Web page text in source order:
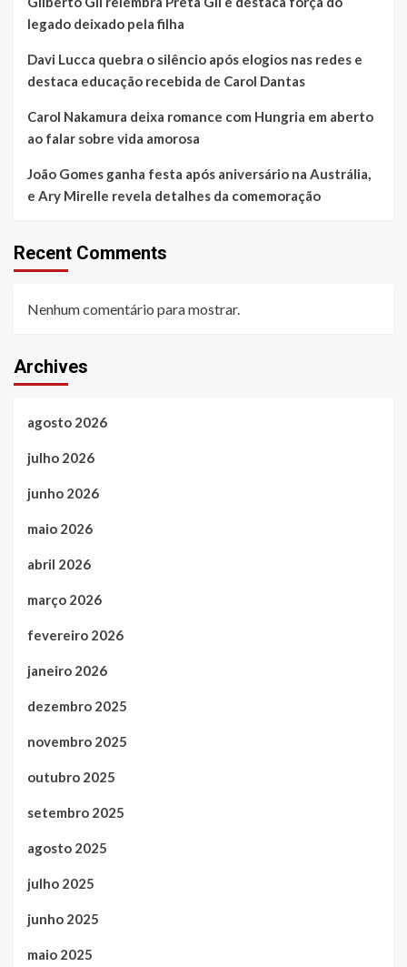
legado deixado pela filha
Davi Lucca quebra o silêncio após elogios nas redes e
destaca educação recebida de Carol Dantas
Carol Nakamura deixa romance com Hungria em aberto
ao falar sobre vida amorosa
João Gomes ganha festa após aniversário na Austrália,
e Ary Mirelle revela detalhes da comemoração
Recent Comments
Nenhum comentário para mostrar.
Archives
agosto 2026
julho 2026
junho 2026
maio 2026
abril 2026
março 2026
fevereiro 2026
janeiro 2026
dezembro 2025
novembro 2025
outubro 2025
setembro 2025
agosto 2025
julho 2025
junho 2025
maio 2025